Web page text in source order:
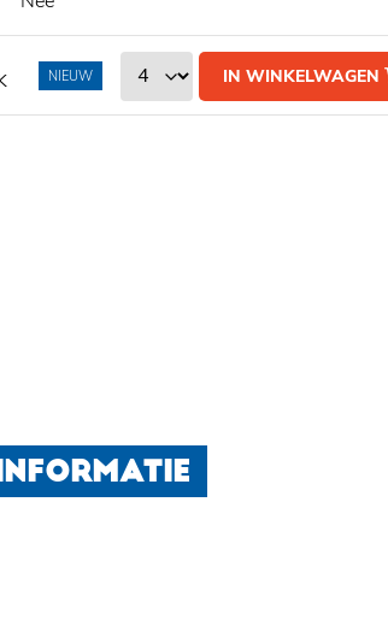
IN WINKELWAGEN
NIEUW